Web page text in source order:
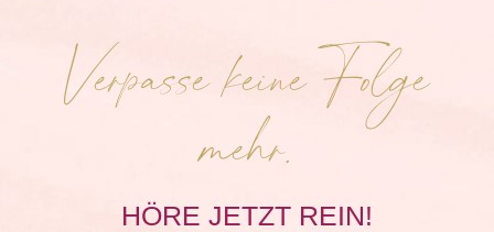
Verpasse keine Folge
mehr.
HÖRE JETZT REIN!